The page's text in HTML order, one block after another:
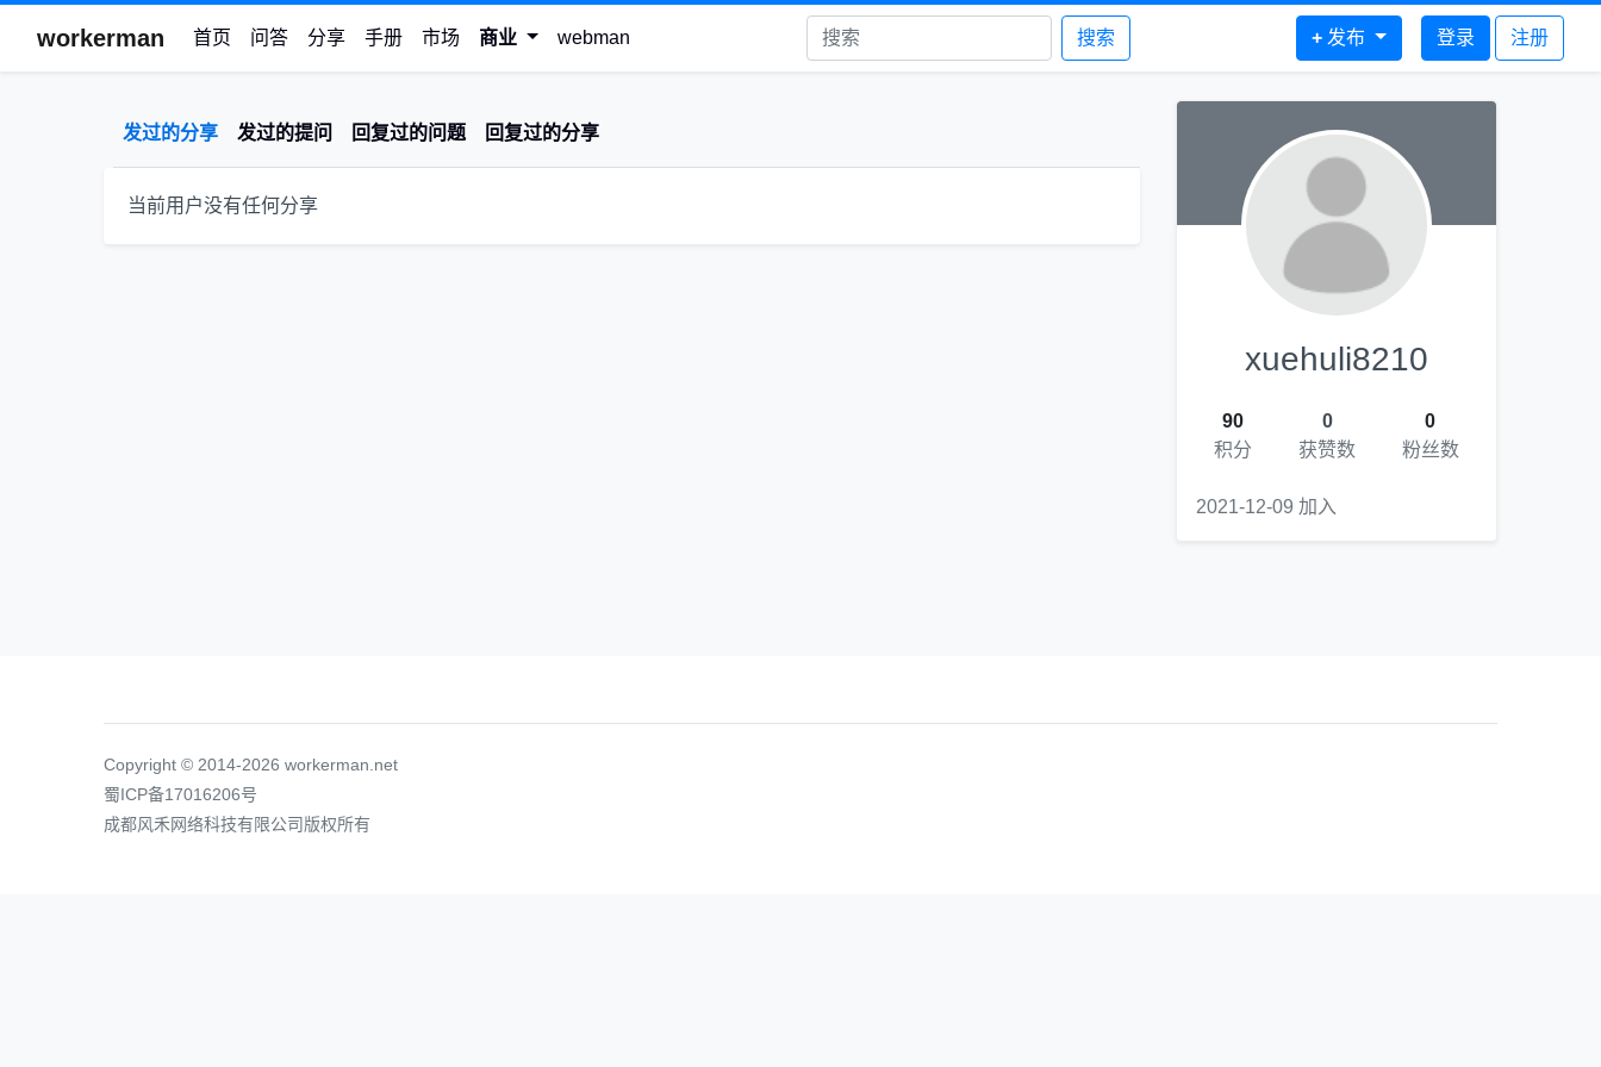
workerman 首页 问答 分享 手册 市场 商业 webman 搜索 + 发布 登录 注册
发过的分享 发过的提问 回复过的问题 回复过的分享
当前用户没有任何分享
xuehuli8210
90
积分
0
获赞数
0
粉丝数
2021-12-09 加入
Copyright © 2014-2026 workerman.net
蜀ICP备17016206号
成都风禾网络科技有限公司版权所有